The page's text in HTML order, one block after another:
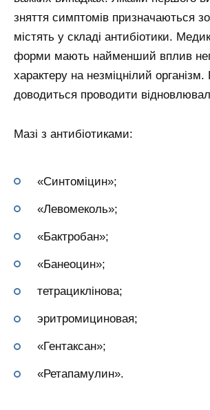
зняття симптомів призначаються
містять у складі антибіотики.
форми мають найменший вплив
характеру на незміцнілий
доводиться проводити
Мазі з антибіотиками:
«Синтоміцин»;
«Левомеколь»;
«Бактробан»;
«Банеоцин»;
тетрациклінова;
эритромициновая;
«Гентаксан»;
«Ретапамулин».